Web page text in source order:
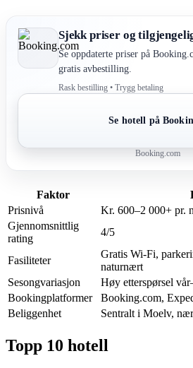
Sjekk priser og
Se oppdaterte priser på
gratis avbestilling.
Rask bestilling • Trygg betaling
Se hotell på
Booking.com
Faktor
Prisnivå
Kr. 600–2 000+ pr.
Gjennomsnittlig
rating
4/5
Fasiliteter
Gratis Wi-Fi,
naturnært
Sesongvariasjon
Høy etterspørsel
Bookingplatformer
Booking.com,
Beliggenhet
Sentralt i Moelv,
Topp 10 hotell